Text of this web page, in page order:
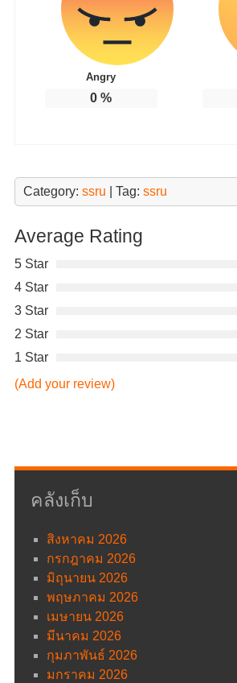
Angry
0 %
Category: ssru | Tag: ssru
Average Rating
5 Star
4 Star
3 Star
2 Star
1 Star
(Add your review)
คลังเก็บ
สิงหาคม 2026
กรกฎาคม 2026
มิถุนายน 2026
พฤษภาคม 2026
เมษายน 2026
มีนาคม 2026
กุมภาพันธ์ 2026
มกราคม 2026